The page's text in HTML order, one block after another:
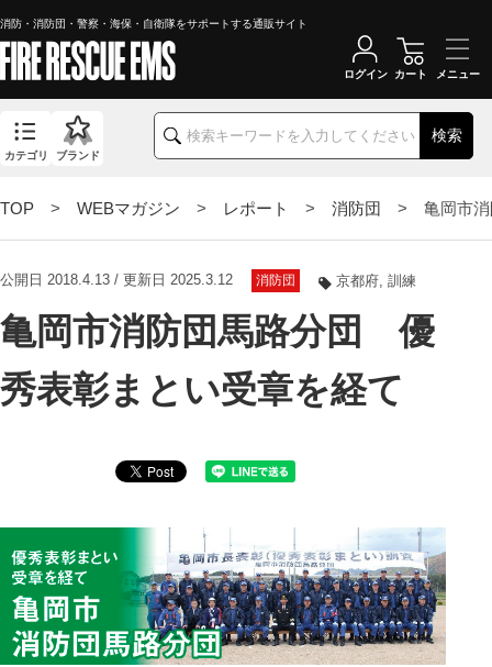
消防・消防団・警察・海保・自衛隊をサポートする通販サイト
検索
カテゴリ ブランド
ログイン カート
TOP > WEBマガジン > レポート > 消防団 > 亀岡市消
公開日 2018.4.13 / 更新日 2025.3.12 消防団 京都府 訓練
亀岡市消防団馬路分団 優
秀表彰まとい受章を経て